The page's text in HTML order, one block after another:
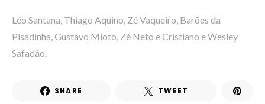
Léo Santana, Thiago Aquino, Zé Vaqueiro, Barões da
Pisadinha, Gustavo Mioto, Zé Neto e Cristiano e Wesley
Safadão.
SHARE TWEET